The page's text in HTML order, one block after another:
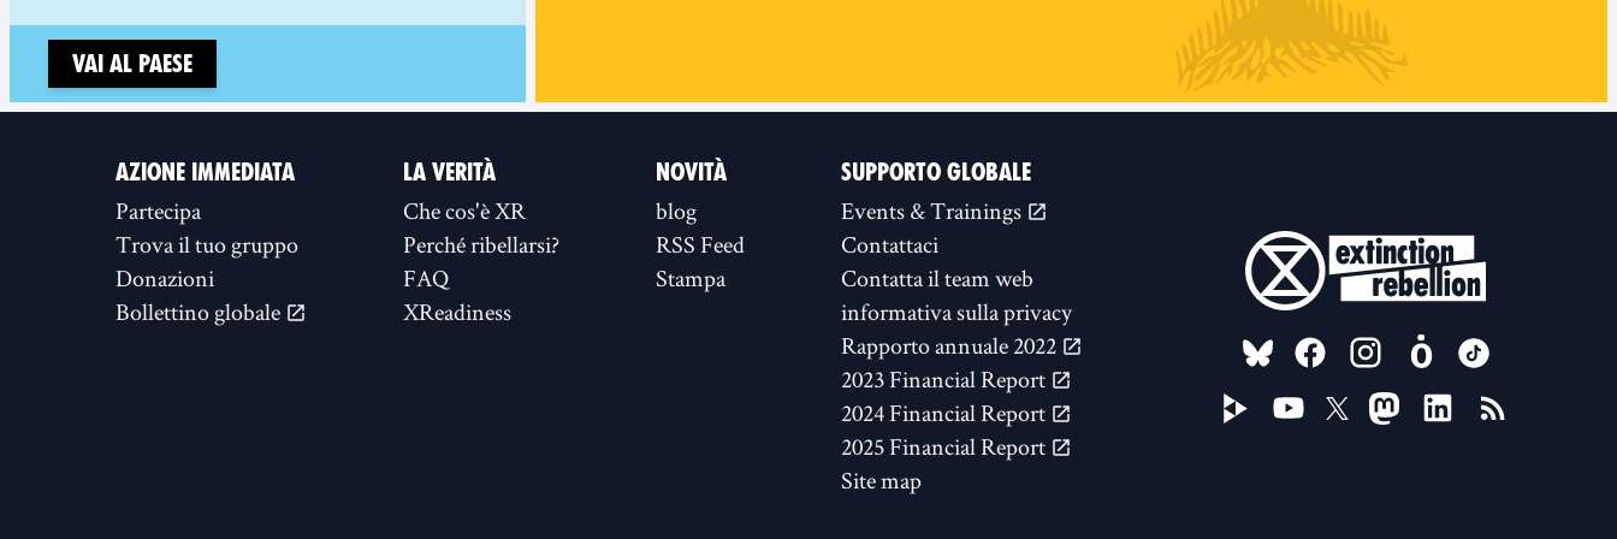
Vai al paese
AZIONE IMMEDIATA
Partecipa
Trova il tuo gruppo
Donazioni
Bollettino globale
LA VERITÀ
Che cos'è XR
Perché ribellarsi?
FAQ
XReadiness
NOVITÀ
blog
RSS Feed
Stampa
SUPPORTO GLOBALE
Events & Trainings
Contattaci
Contatta il team web
informativa sulla privacy
Rapporto annuale 2022
2023 Financial Report
2024 Financial Report
2025 Financial Report
Site map
FOLLOW US ON